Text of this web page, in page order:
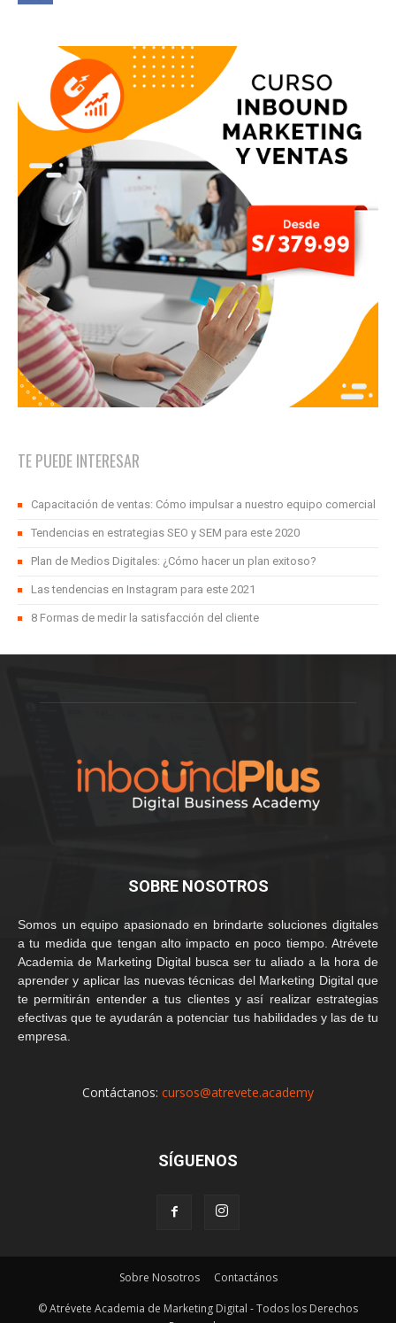
TE PUEDE INTERESAR
Capacitación de ventas: Cómo impulsar a nuestro equipo comercial
Tendencias en estrategias SEO y SEM para este 2020
Plan de Medios Digitales: ¿Cómo hacer un plan exitoso?
Las tendencias en Instagram para este 2021
8 Formas de medir la satisfacción del cliente
SOBRE NOSOTROS
Somos un equipo apasionado en brindarte soluciones digitales
a tu medida que tengan alto impacto en poco tiempo. Atrévete
Academia de Marketing Digital busca ser tu aliado a la hora de
aprender y aplicar las nuevas técnicas del Marketing Digital que
te permitirán entender a tus clientes y así realizar estrategias
efectivas que te ayudarán a potenciar tus habilidades y las de tu
empresa.
Contáctanos: cursos@atrevete.academy
SÍGUENOS
Sobre Nosotros Contactános
© Atrévete Academia de Marketing Digital - Todos los Derechos